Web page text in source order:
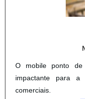
O mobile ponto
impactante para a
comerciais.